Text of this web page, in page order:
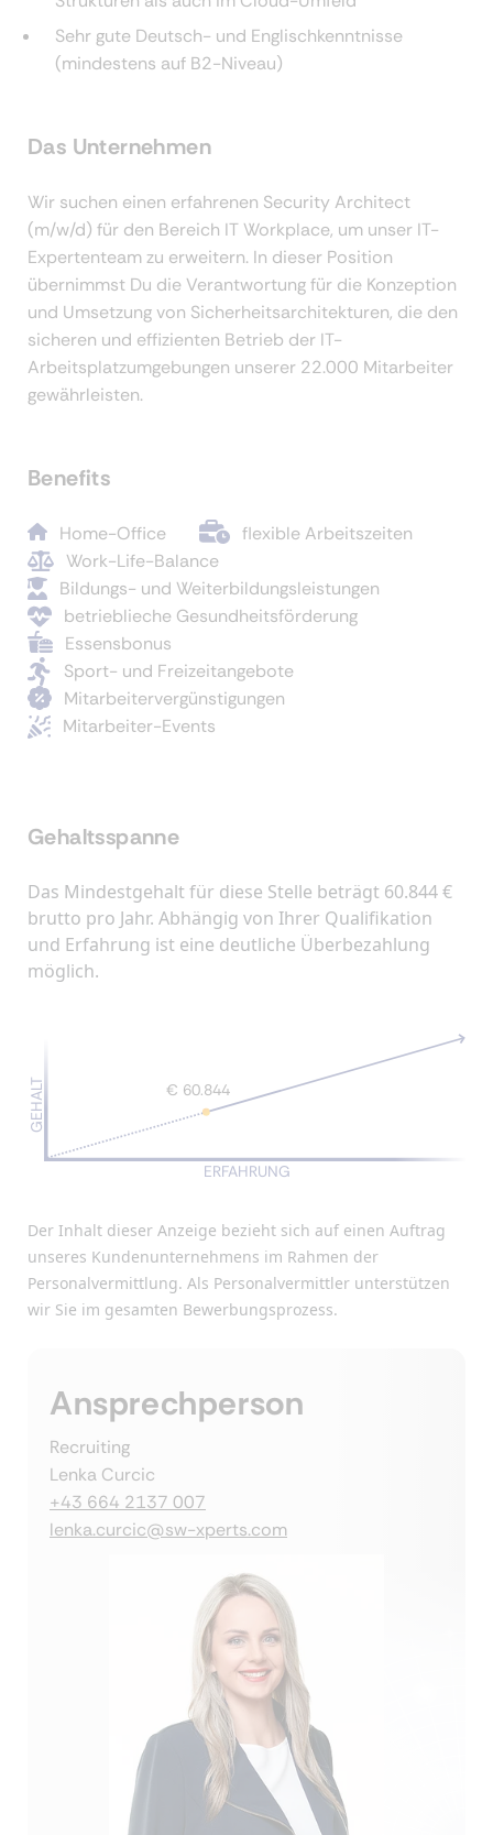
Sehr gute Deutsch- und Englischkenntnisse
(mindestens auf B2-Niveau)
Das Unternehmen
Wir suchen einen erfahrenen Security Architect
(m/w/d) für den Bereich IT Workplace, um unser IT-
Expertenteam zu erweitern. In dieser Position
übernimmst Du die Verantwortung für die Konzeption
und Umsetzung von Sicherheitsarchitekturen, die den
sicheren und effizienten Betrieb der IT-
Arbeitsplatzumgebungen unserer 22.000 Mitarbeiter
gewährleisten.
Benefits
Home-Office
flexible Arbeitszeiten
Work-Life-Balance
Bildungs- und Weiterbildungsleistungen
betrieblieche Gesundheitsförderung
Essensbonus
Sport- und Freizeitangebote
Mitarbeitervergünstigungen
Mitarbeiter-Events
Gehaltsspanne
Das Mindestgehalt für diese Stelle beträgt 60.844 €
brutto pro Jahr. Abhängig von Ihrer Qualifikation
und Erfahrung ist eine deutliche Überbezahlung
möglich.
GEHALT
ERFAHRUNG
€ 60.844
Der Inhalt dieser Anzeige bezieht sich auf einen Auftrag
unseres Kundenunternehmens im Rahmen der
Personalvermittlung. Als Personalvermittler unterstützen
wir Sie im gesamten Bewerbungsprozess.
Ansprechperson
Recruiting
Lenka Curcic
+43 664 2137 007
lenka.curcic@sw-xperts.com